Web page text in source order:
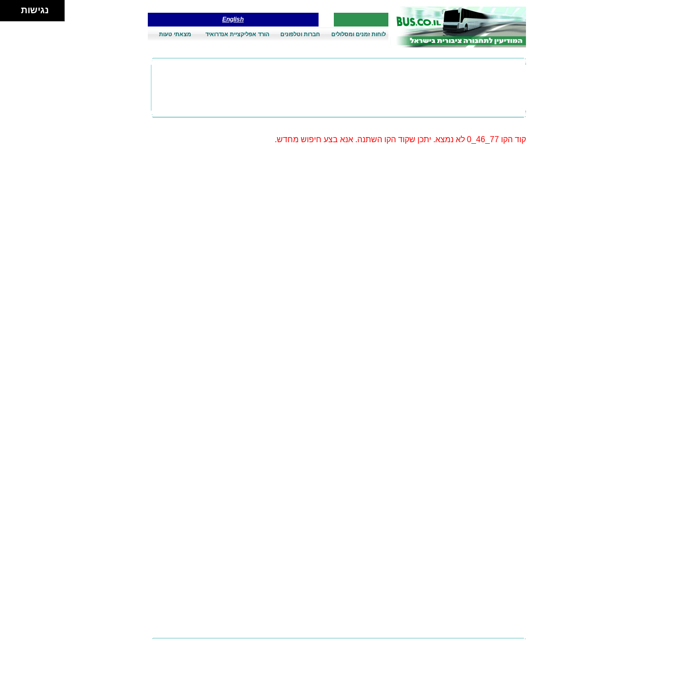
English
לוחות זמנים ומסלולים חברות וטלפונים הורד אפליקציית אנדרואיד מצאתי טעות
קוד הקו 77_46_0 לא נמצא. יתכן שקוד הקו השתנה. אנא בצע חיפוש מחדש.
נגישות